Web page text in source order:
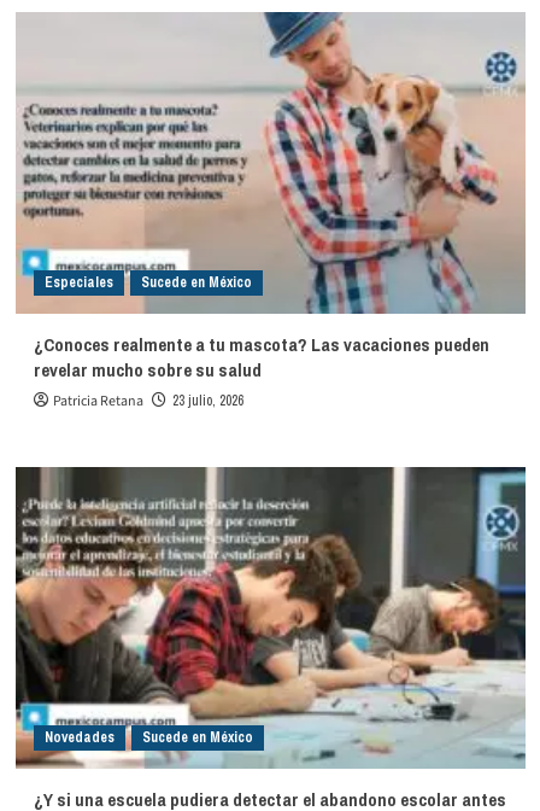
Especiales Sucede en México
¿Conoces realmente a tu mascota? Las vacaciones pueden
revelar mucho sobre su salud
Patricia Retana 23 julio, 2026
Novedades Sucede en México
¿Y si una escuela pudiera detectar el abandono escolar antes